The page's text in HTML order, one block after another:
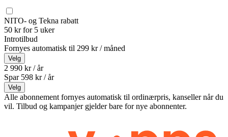
NITO- og Tekna rabatt
50 kr for 5 uker
Introtilbud
Fornyes automatisk til 299 kr / måned
Velg
2 990 kr / år
Spar 598 kr /år
Velg
Alle abonnement fornyes automatisk til ordinærpris, kanseller når du
vil. Tilbud og kampanjer gjelder bare for nye abonnenter.